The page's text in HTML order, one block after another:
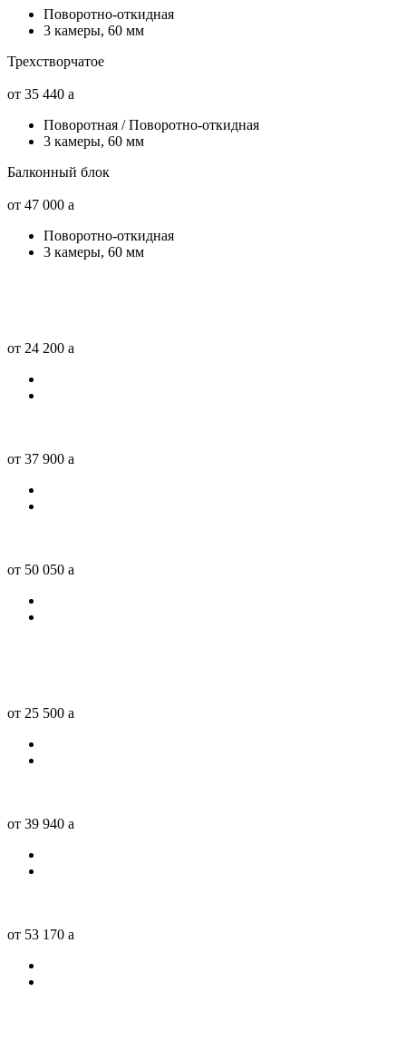
Поворотно-откидная
3 камеры, 60 мм
Трехстворчатое
от 35 440 a
Поворотная / Поворотно-откидная
3 камеры, 60 мм
Балконный блок
от 47 000 a
Поворотно-откидная
3 камеры, 60 мм
от 24 200 a
от 37 900 a
от 50 050 a
от 25 500 a
от 39 940 a
от 53 170 a